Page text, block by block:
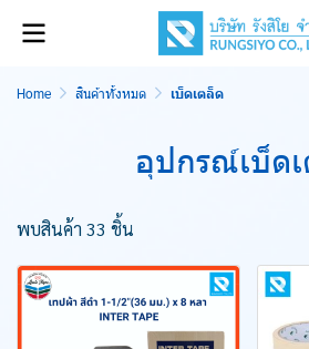
Home สินค้าทั้งหมด เบ็ดเตล็ด
อุปกรณ์เบ็ด
พบสินค้า 33 ชิ้น